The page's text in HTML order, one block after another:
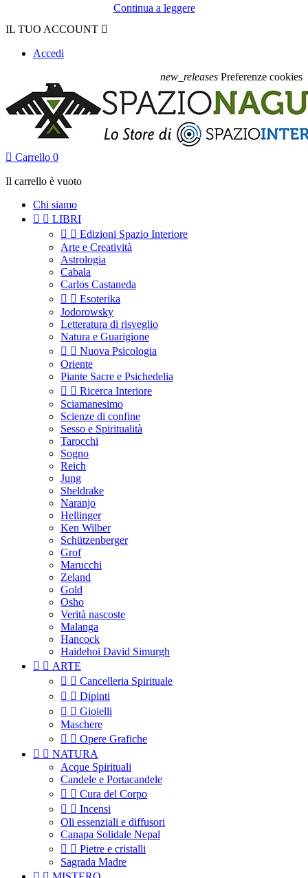
Continua a leggere
IL TUO ACCOUNT 
Accedi
new_releases Preferenze cookies
 Carrello 0
Il carrello è vuoto
Chi siamo
  LIBRI
  Edizioni Spazio Interiore
Arte e Creatività
Astrologia
Cabala
Carlos Castaneda
  Esoterika
Jodorowsky
Letteratura di risveglio
Natura e Guarigione
  Nuova Psicologia
Oriente
Piante Sacre e Psichedelia
  Ricerca Interiore
Sciamanesimo
Scienze di confine
Sesso e Spiritualità
Tarocchi
Sogno
Reich
Jung
Sheldrake
Naranjo
Hellinger
Ken Wilber
Schützenberger
Grof
Marucchi
Zeland
Gold
Osho
Verità nascoste
Malanga
Hancock
Haidehoi David Simurgh
  ARTE
  Cancelleria Spirituale
  Dipinti
  Gioielli
Maschere
  Opere Grafiche
  NATURA
Acque Spirituali
Candele e Portacandele
  Cura del Corpo
  Incensi
Oli essenziali e diffusori
Canapa Solidale Nepal
  Pietre e cristalli
Sagrada Madre